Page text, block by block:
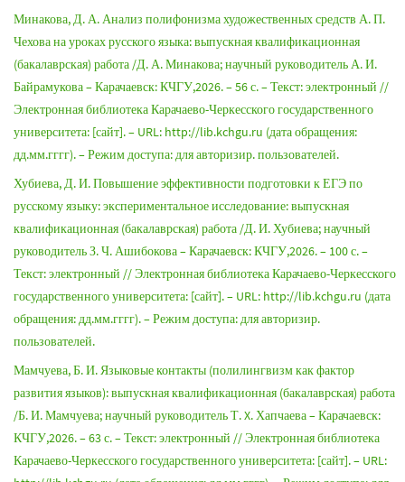
Минакова, Д. А. Анализ полифонизма художественных средств А. П.
Чехова на уроках русского языка: выпускная квалификационная
(бакалаврская) работа /Д. А. Минакова; научный руководитель А. И.
Байрамукова – Карачаевск: КЧГУ,2026. – 56 с. – Текст: электронный //
Электронная библиотека Карачаево-Черкесского государственного
университета: [сайт]. – URL: http://lib.kchgu.ru (дата обращения:
дд.мм.гггг). – Режим доступа: для авторизир. пользователей.
Хубиева, Д. И. Повышение эффективности подготовки к ЕГЭ по
русскому языку: экспериментальное исследование: выпускная
квалификационная (бакалаврская) работа /Д. И. Хубиева; научный
руководитель З. Ч. Ашибокова – Карачаевск: КЧГУ,2026. – 100 с. –
Текст: электронный // Электронная библиотека Карачаево-Черкесского
государственного университета: [сайт]. – URL: http://lib.kchgu.ru (дата
обращения: дд.мм.гггг). – Режим доступа: для авторизир.
пользователей.
Мамчуева, Б. И. Языковые контакты (полилингвизм как фактор
развития языков): выпускная квалификационная (бакалаврская) работа
/Б. И. Мамчуева; научный руководитель Т. X. Хапчаева – Карачаевск:
КЧГУ,2026. – 63 с. – Текст: электронный // Электронная библиотека
Карачаево-Черкесского государственного университета: [сайт]. – URL: